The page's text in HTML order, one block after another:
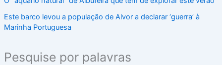
Este barco levou a população de Alvor a declarar ‘guerra’ à
Marinha Portuguesa
Pesquise por palavras